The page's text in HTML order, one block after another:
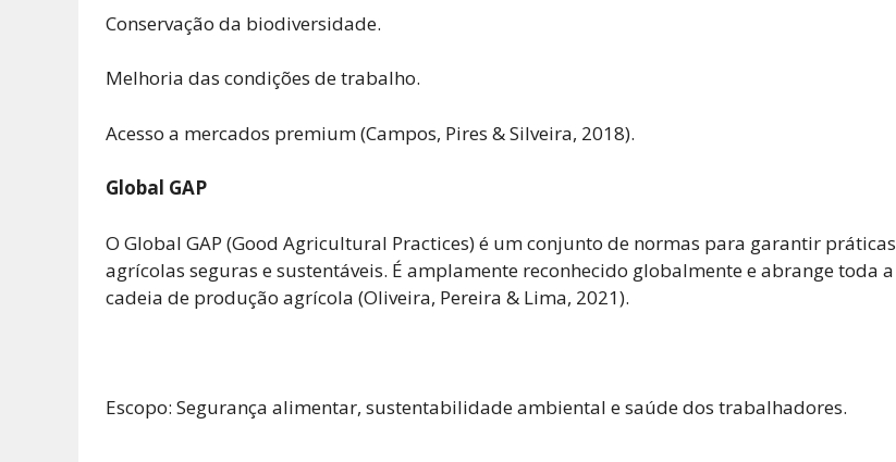
Conservação da biodiversidade.
Melhoria das condições de trabalho.
Acesso a mercados premium (Campos, Pires & Silveira, 2018).
Global GAP
O Global GAP (Good Agricultural Practices) é um conjunto de normas para garantir práticas
agrícolas seguras e sustentáveis. É amplamente reconhecido globalmente e abrange toda a
cadeia de produção agrícola (Oliveira, Pereira & Lima, 2021).
Escopo: Segurança alimentar, sustentabilidade ambiental e saúde dos trabalhadores.